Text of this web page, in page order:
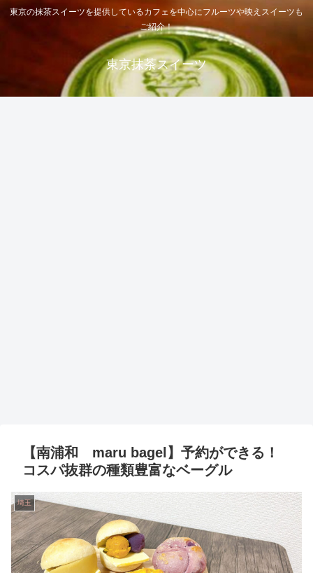
東京の抹茶スイーツを提供しているカフェを中心にフルーツや映えスイーツも
ご紹介！
東京抹茶スイーツ
【南浦和 maru bagel】予約ができる！
コスパ抜群の種類豊富なベーグル
埼玉